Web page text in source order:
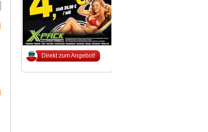
Direkt zum Angebot!